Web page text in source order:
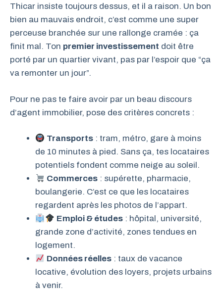
Thicar insiste toujours dessus, et il a raison. Un bon
bien au mauvais endroit, c’est comme une super
perceuse branchée sur une rallonge cramée : ça
finit mal. Ton premier investissement doit être
porté par un quartier vivant, pas par l’espoir que “ça
va remonter un jour”.
Pour ne pas te faire avoir par un beau discours
d’agent immobilier, pose des critères concrets :
Transports : tram, métro, gare à moins
de 10 minutes à pied. Sans ça, tes locataires
potentiels fondent comme neige au soleil.
Commerces : supérette, pharmacie,
boulangerie. C’est ce que les locataires
regardent après les photos de l’appart.
Emploi & études: hôpital, université,
grande zone d’activité, zones tendues en
logement.
Données réelles : taux de vacance
locative, évolution des loyers, projets urbains
à venir.